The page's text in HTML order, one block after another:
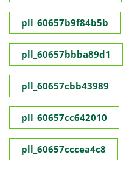
pll_60657b9f84b5b
pll_60657bbba89d1
pll_60657cbb43989
pll_60657cc642010
pll_60657cccea4c8